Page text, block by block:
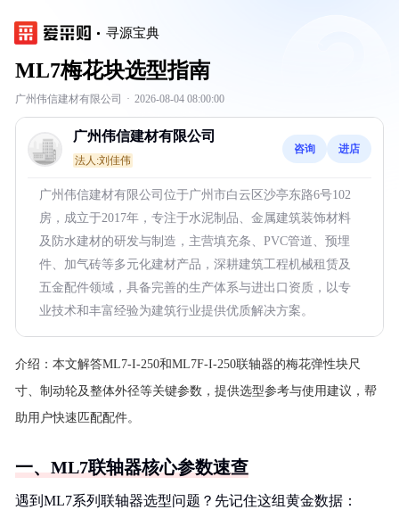
寻源宝典
ML7梅花块选型指南
广州伟信建材有限公司 · 2026-08-04 08:00:00
广州伟信建材有限公司
法人:刘佳伟
咨询 进店
广州伟信建材有限公司位于广州市白云区沙亭东路6号102
房，成立于2017年，专注于水泥制品、金属建筑装饰材料
及防水建材的研发与制造，主营填充条、PVC管道、预埋
件、加气砖等多元化建材产品，深耕建筑工程机械租赁及
五金配件领域，具备完善的生产体系与进出口资质，以专
业技术和丰富经验为建筑行业提供优质解决方案。
介绍： 本文解答ML7-I-250和ML7F-I-250联轴器的梅花弹性块尺
寸、制动轮及整体外径等关键参数，提供选型参考与使用建议，帮
助用户快速匹配配件。
一、ML7联轴器核心参数速查
遇到ML7系列联轴器选型问题？先记住这组黄金数据：